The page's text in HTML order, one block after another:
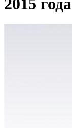
2015 года